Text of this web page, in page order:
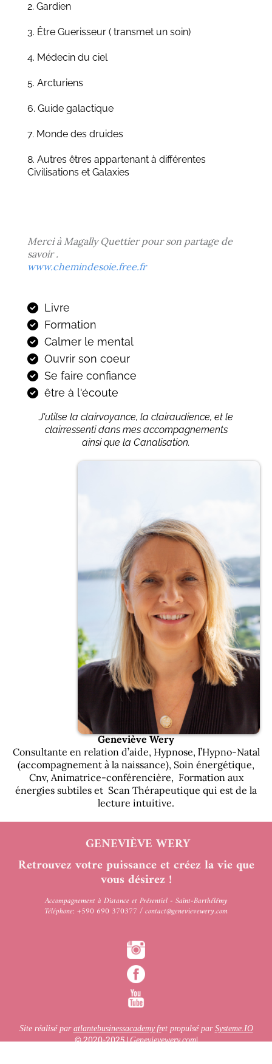
2. Gardien
3. Être Guerisseur ( transmet un soin)
4. Médecin du ciel
5. Arcturiens
6. Guide galactique
7. Monde des druides
8. Autres êtres appartenant à différentes
Civilisations et Galaxies
Merci à Magally Quettier pour son partage de
savoir .
www.chemindesoie.free.fr
Livre
Formation
Calmer le mental
Ouvrir son coeur
Se faire confiance
être à l'écoute
J'utilse la clairvoyance, la clairaudience, et le
clairressenti dans mes accompagnements
ainsi que la Canalisation.
Geneviève Wery
Consultante en relation d’aide, Hypnose, l’Hypno-Natal
(accompagnement à la naissance), Soin énergétique,
Cnv, Animatrice-conférencière, Formation aux
énergies subtiles et Scan Thérapeutique qui est de la
lecture intuitive.
GENEVIÈVE WERY
Retrouvez votre puissance et créez la vie que
vous désirez !
Accompagnement à Distance et Présentiel - Saint-Barthélémy
Téléphone: +590 690 370377 / contact@genevievewery.com
Site réalisé par atlantebusinessacademy.fret propulsé par Systeme.IO
© 2020-2025 |Genevievewery.com|